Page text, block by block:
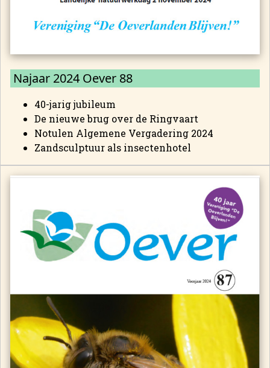
Najaar 2024 Oever 88
40-jarig jubileum
De nieuwe brug over de Ringvaart
Notulen Algemene Vergadering 2024
Zandsculptuur als insectenhotel